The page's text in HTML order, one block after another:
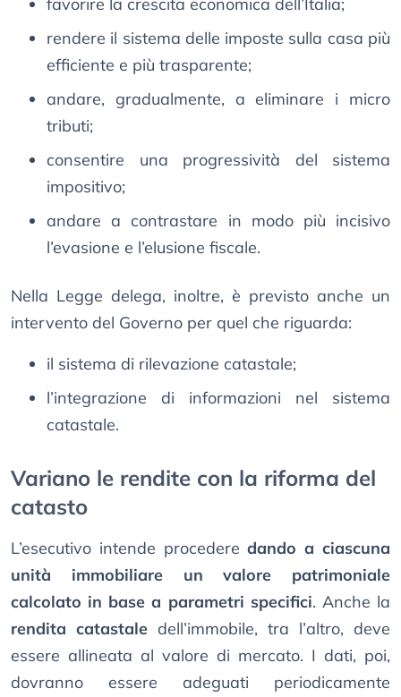
favorire la crescita economica dell’Italia;
rendere il sistema delle imposte sulla casa più
efficiente e più trasparente;
andare, gradualmente, a eliminare i micro
tributi;
consentire una progressività del sistema
impositivo;
andare a contrastare in modo più incisivo
l’evasione e l’elusione fiscale.
Nella Legge delega, inoltre, è previsto anche un
intervento del Governo per quel che riguarda:
il sistema di rilevazione catastale;
l’integrazione di informazioni nel sistema
catastale.
Variano le rendite con la riforma del
catasto
L’esecutivo intende procederedando a ciascuna
unità immobiliare un valore patrimoniale
calcolato in base a parametri specifici. Anche la
rendita catastale dell’immobile, tra l’altro, deve
essere allineata al valore di mercato. I dati, poi,
dovranno essere adeguati periodicamente